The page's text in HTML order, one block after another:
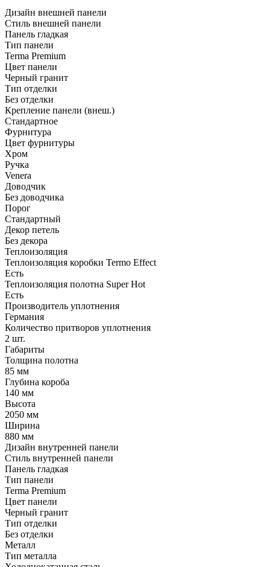
Дизайн внешней панели
Стиль внешней панели
Панель гладкая
Тип панели
Terma Premium
Цвет панели
Черный гранит
Тип отделки
Без отделки
Крепление панели (внеш.)
Стандартное
Фурнитура
Цвет фурнитуры
Хром
Ручка
Venera
Доводчик
Без доводчика
Порог
Стандартный
Декор петель
Без декора
Теплоизоляция
Теплоизоляция коробки Termo Effect
Есть
Теплоизоляция полотна Super Нot
Есть
Производитель уплотнения
Германия
Количество притворов уплотнения
2 шт.
Габариты
Толщина полотна
85 мм
Глубина короба
140 мм
Высота
2050 мм
Ширина
880 мм
Дизайн внутренней панели
Стиль внутренней панели
Панель гладкая
Тип панели
Terma Premium
Цвет панели
Черный гранит
Тип отделки
Без отделки
Металл
Тип металла